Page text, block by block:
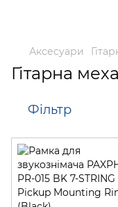
Аксесуари
Гітарна
Фільтр